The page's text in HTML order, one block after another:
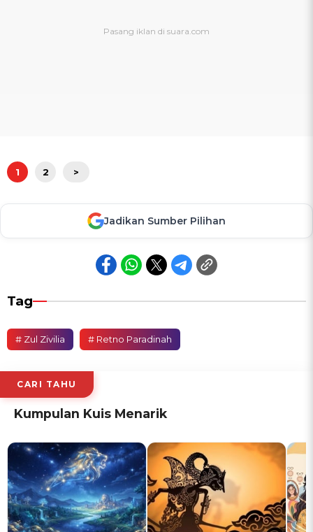
1 2 >
Jadikan Sumber Pilihan
Tag
# Zul Zivilia # Retno Paradinah
CARI TAHU
Kumpulan Kuis Menarik